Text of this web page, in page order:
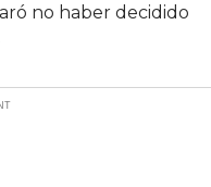
no haber decidido